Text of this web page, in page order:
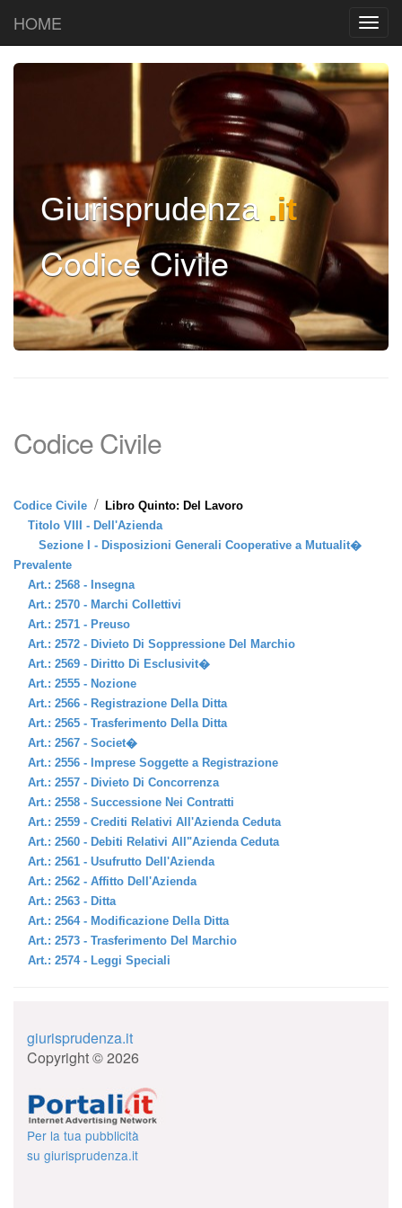
HOME
Giurisprudenza .it
Codice Civile
Codice Civile
Codice Civile / Libro Quinto: Del Lavoro
Titolo VIII - Dell'Azienda
Sezione I - Disposizioni Generali Cooperative a Mutualit�
Prevalente
Art.: 2568 - Insegna
Art.: 2570 - Marchi Collettivi
Art.: 2571 - Preuso
Art.: 2572 - Divieto Di Soppressione Del Marchio
Art.: 2569 - Diritto Di Esclusivit�
Art.: 2555 - Nozione
Art.: 2566 - Registrazione Della Ditta
Art.: 2565 - Trasferimento Della Ditta
Art.: 2567 - Societ�
Art.: 2556 - Imprese Soggette a Registrazione
Art.: 2557 - Divieto Di Concorrenza
Art.: 2558 - Successione Nei Contratti
Art.: 2559 - Crediti Relativi All'Azienda Ceduta
Art.: 2560 - Debiti Relativi All"Azienda Ceduta
Art.: 2561 - Usufrutto Dell'Azienda
Art.: 2562 - Affitto Dell'Azienda
Art.: 2563 - Ditta
Art.: 2564 - Modificazione Della Ditta
Art.: 2573 - Trasferimento Del Marchio
Art.: 2574 - Leggi Speciali
giurisprudenza.it
Copyright © 2026
Per la tua pubblicità
su giurisprudenza.it